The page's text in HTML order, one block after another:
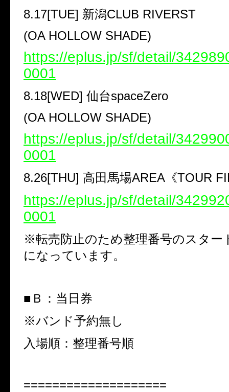
8.17[TUE] 新潟CLUB RIVERST
(OA HOLLOW SHADE)
https://eplus.jp/sf/detail/
0001
8.18[WED] 仙台spaceZero
(OA HOLLOW SHADE)
https://eplus.jp/sf/detail/
0001
8.26[THU] 高田馬場AREA 《TOUR
https://eplus.jp/sf/detail/
0001
※転売防止のため整理番号のスター
になっています。
■ Ｂ：当日券
※バンド予約無し
入場順：整理番号順
====================